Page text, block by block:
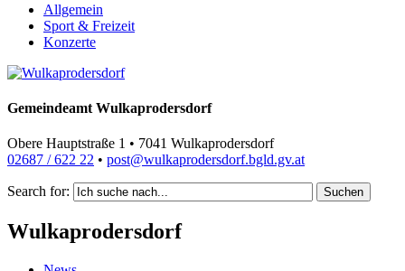
Allgemein
Sport & Freizeit
Konzerte
Gemeindeamt Wulkaprodersdorf
Obere Hauptstraße 1 • 7041 Wulkaprodersdorf
02687 / 622 22 • post@wulkaprodersdorf.bgld.gv.at
Search for: Suchen
Wulkaprodersdorf